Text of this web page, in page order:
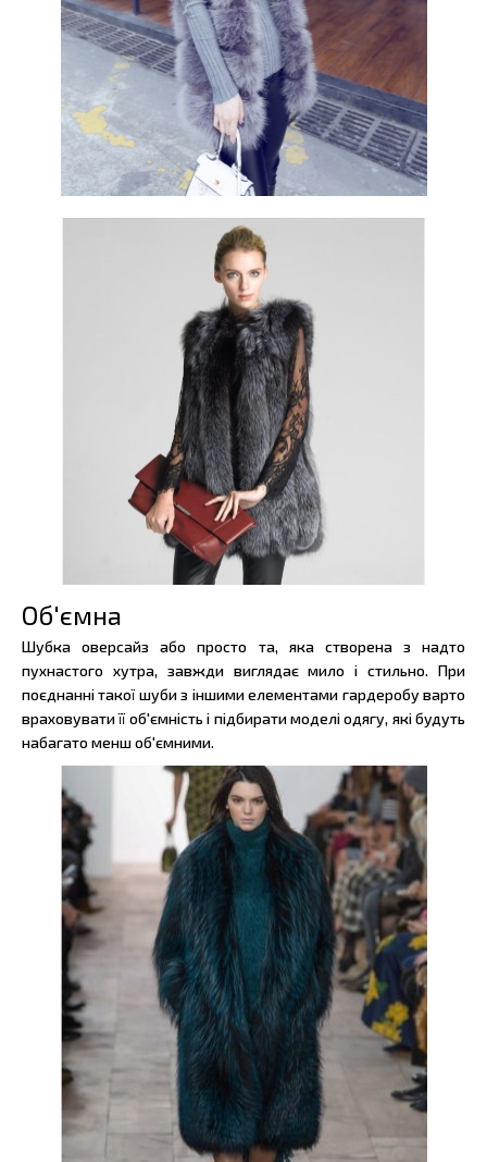
Об'ємна
Шубка оверсайз або просто та, яка створена з надто
пухнастого хутра, завжди виглядає мило і стильно. При
поєднанні такої шуби з іншими елементами гардеробу варто
враховувати її об'ємність і підбирати моделі одягу, які будуть
набагато менш об'ємними.